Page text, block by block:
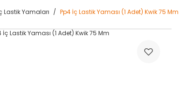
Lastik Yamaları Pp4 İç Lastik Yaması (1 Adet) Kwik 75 Mm